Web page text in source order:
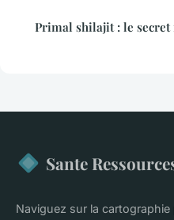
Primal shilajit : le
Sante
Naviguez sur la